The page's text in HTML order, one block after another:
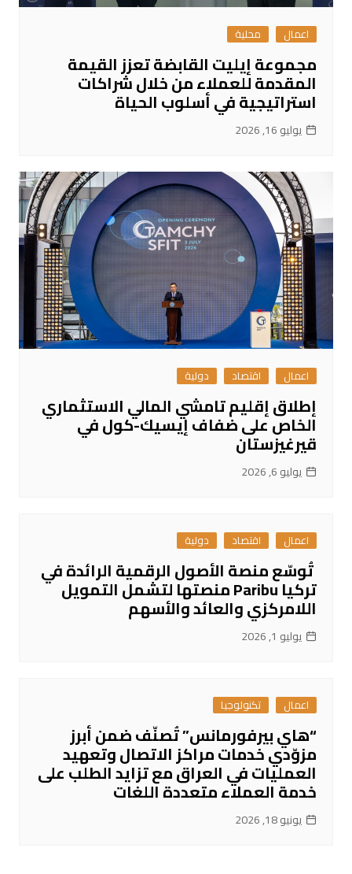
اعمال محلية
مجموعة إيليت القابضة تعزز القيمة
المقدمة للعملاء من خلال شراكات
استراتيجية في أسلوب الحياة
يوليو 16, 2026
اعمال اقتصاد دولية
إطلاق إقليم تامشي المالي الاستثماري
الخاص على ضفاف إيسيك-كول في
قيرغيزستان
يوليو 6, 2026
اعمال اقتصاد دولية
تُوسّع منصة الأصول الرقمية الرائدة في
تركيا Paribu منصتها لتشمل التمويل
اللامركزي والعائد والأسهم
يوليو 1, 2026
اعمال تكنولوجيا
“هاي بيرفورمانس” تُصنّف ضمن أبرز
مزوّدي خدمات مراكز الاتصال وتعهيد
العمليات في العراق مع تزايد الطلب على
خدمة العملاء متعددة اللغات
يونيو 18, 2026